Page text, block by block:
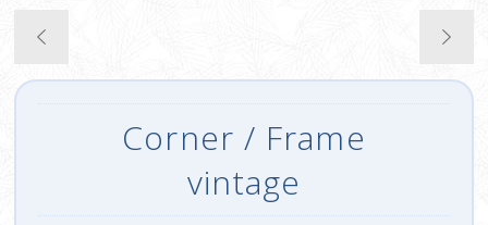
Corner / Frame
vintage